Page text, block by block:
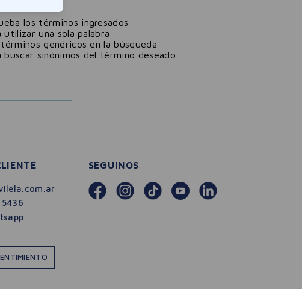
los términos ingresados
utilizar una sola palabra
genéricos en la búsqueda
buscar sinónimos del término deseado
5436
SEGUINOS